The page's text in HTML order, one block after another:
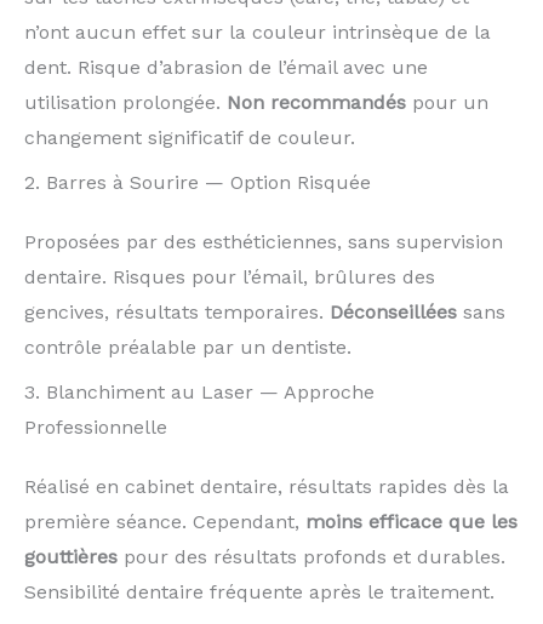
n’ont aucun effet sur la couleur intrinsèque de la
dent. Risque d’abrasion de l’émail avec une
utilisation prolongée. Non recommandés pour un
changement significatif de couleur.
2. Barres à Sourire — Option Risquée
Proposées par des esthéticiennes, sans supervision
dentaire. Risques pour l’émail, brûlures des
gencives, résultats temporaires. Déconseillées sans
contrôle préalable par un dentiste.
3. Blanchiment au Laser — Approche
Professionnelle
Réalisé en cabinet dentaire, résultats rapides dès la
première séance. Cependant, moins efficace que les
gouttières pour des résultats profonds et durables.
Sensibilité dentaire fréquente après le traitement.